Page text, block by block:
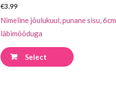
€3.99
Nimeline jõulukuul, punane sisu, 6cm
läbimõõduga
Select